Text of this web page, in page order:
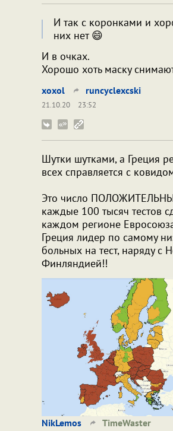
И так с коронками и
них нет 😄
И в очках.
Хорошо хоть маску
xoxol runcyclexcski
21.10.20
23:52
Шутки шутками, а Греция
всех справляется с
Это число
каждые 100 тысяч тестов
каждом регионе
Греция лидер по самому
больных на тест, наряду с
Финляндией!!
NikLemos TimeWaster